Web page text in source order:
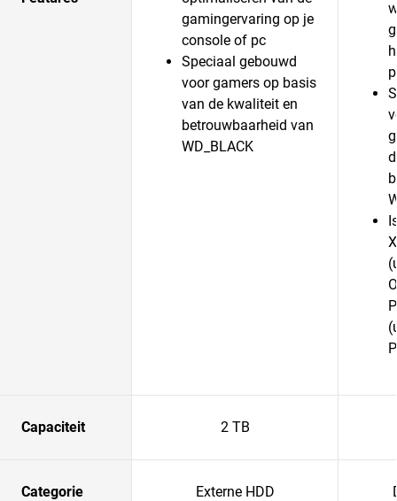
gamingervaring op je
console of pc
Speciaal gebouwd
voor gamers op basis
van de kwaliteit en
betrouwbaarheid van
WD_BLACK
Capaciteit 2 TB
Categorie Externe HDD